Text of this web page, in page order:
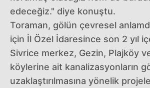
edeceğiz." diye konuştu.
Toraman, gölün çevresel
için İl Özel İdaresince son 2 yıl
Sivrice merkez, Gezin, Plajköy
köylerine ait kanalizasyonların
uzaklaştırılmasına yönelik